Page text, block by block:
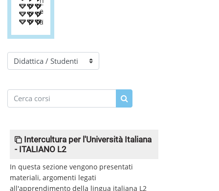
e
a
Categorie di corso
Cerca corsi
Cerca corsi
Intercultura per l'Università Italiana
- ITALIANO L2
In questa sezione vengono presentati
materiali, argomenti legati
all'apprendimento della lingua italiana L2